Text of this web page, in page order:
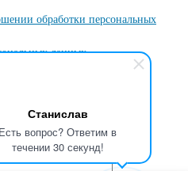
Станислав
Есть вопрос? Ответим в
течении 30 секунд!
обработки персональных
данных..
цене